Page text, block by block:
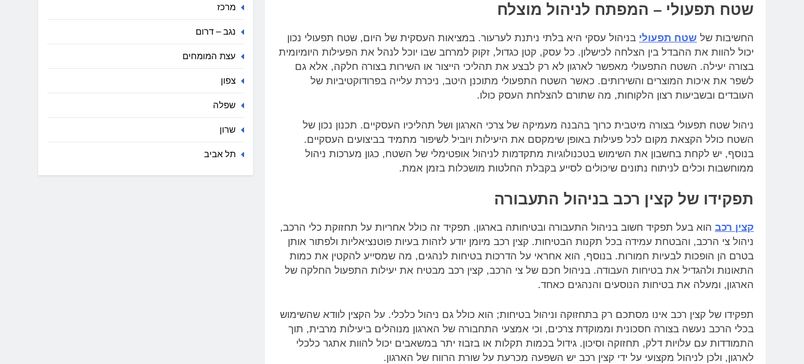
שטח תפעולי – המפתח לניהול מוצלח
החשיבות של שטח תפעולי בניהול עסקי היא בלתי ניתנת לערעור. במציאות העסקית של היום, שטח תפעולי נכון
יכול להוות את ההבדל בין הצלחה לכישלון. כל עסק, קטן כגדול, זקוק למרחב שבו יוכל לנהל את הפעילות היומיומית
בצורה יעילה. השטח התפעולי מאפשר לארגון לא רק לבצע את תהליכי הייצור או השירות בצורה חלקה, אלא גם
לשפר את איכות המוצרים והשירותים. כאשר השטח התפעולי מתוכנן היטב, ניכרת עלייה בפרודוקטיביות של
העובדים ובשביעות רצון הלקוחות, מה שתורם להצלחת העסק כולו.
ניהול שטח תפעולי בצורה מיטבית כרוך בהבנה מעמיקה של צרכי הארגון ושל תהליכיו העסקיים. תכנון נכון של
השטח כולל הקצאת מקום לכל פעילות באופן שימקסם את היעילות ויוביל לשיפור מתמיד בביצועים העסקיים.
בנוסף, יש לקחת בחשבון את השימוש בטכנולוגיות מתקדמות לניהול אופטימלי של השטח, כגון מערכות ניהול
ממוחשבות וכלים לניתוח נתונים שיכולים לסייע בקבלת החלטות מושכלות בזמן אמת.
תפקידו של קצין רכב בניהול התעבורה
קצין רכב הוא בעל תפקיד חשוב בניהול התעבורה ובטיחותה בארגון. תפקיד זה כולל אחריות על תחזוקת כלי הרכב,
ניהול צי הרכב, והבטחת עמידה בכל תקנות הבטיחות. קצין רכב מיומן יודע לזהות בעיות פוטנציאליות ולפתור אותן
בטרם הן הופכות לבעיות חמורות. בנוסף, הוא אחראי על הדרכות בטיחות לנהגים, מה שמסייע להקטין את כמות
התאונות ולהגדיל את בטיחות העבודה. בניהול חכם של צי הרכב, קצין רכב מבטיח את יעילות התפעול החלקה של
הארגון, ומעלה את בטיחות הנוסעים והנהגים כאחד.
תפקידו של קצין רכב אינו מסתכם רק בתחזוקה וניהול בטיחות; הוא כולל גם ניהול כלכלי. על הקצין לוודא שהשימוש
בכלי הרכב נעשה בצורה חסכונית וממוקדת צרכים, וכי אמצעי התחבורה של הארגון מנוהלים ביעילות מרבית, תוך
התמודדות עם עלויות דלק, תחזוקה וסיכון. גידול בכמות תקלות או בזבוז יתר במשאבים יכול להוות אתגר כלכלי
לארגון, ולכן לניהול מקצועי על ידי קצין רכב יש השפעה מכרעת על שורת הרווח של הארגון.
מרכז
נגב – דרום
עצת המומחים
צפון
שפלה
שרון
תל אביב